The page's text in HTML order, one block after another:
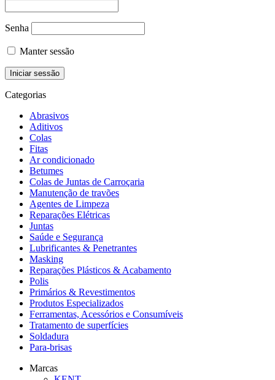
Senha
Manter sessão
Categorias
Abrasivos
Aditivos
Colas
Fitas
Ar condicionado
Betumes
Colas de Juntas de Carroçaria
Manutenção de travões
Agentes de Limpeza
Reparações Elétricas
Juntas
Saúde e Segurança
Lubrificantes & Penetrantes
Masking
Reparações Plásticos & Acabamento
Polis
Primários & Revestimentos
Produtos Especializados
Ferramentas, Acessórios e Consumíveis
Tratamento de superfícies
Soldadura
Para-brisas
Marcas